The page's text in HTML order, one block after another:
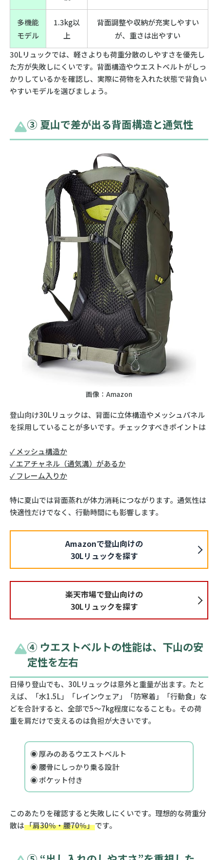
多機能
モデル
1.3kg以
上
背面調整や収納が充実しやすい
が、重さは出やすい
30Lリュックでは、軽さよりも荷重分散のしやすさを優先し
た方が失敗しにくいです。背面構造やウエストベルトがしっ
かりしているかを確認し、実際に荷物を入れた状態で背負い
やすいモデルを選びましょう。
③ 夏山で差が出る背面構造と通気性
画像：Amazon
登山向け30Lリュックは、背面に立体構造やメッシュパネル
を採用していることが多いです。チェックすべきポイントは
✓ メッシュ構造か
✓ エアチャネル（通気溝）があるか
✓ フレーム入りか
特に夏山では背面蒸れが体力消耗につながります。通気性は
快適性だけでなく、行動時間にも影響します。
Amazonで登山向けの
30Lリュックを探す
楽天市場で登山向けの
30Lリュックを探す
④ ウエストベルトの性能は、下山の安
定性を左右
日帰り登山でも、30Lリュックは意外と重量が出ます。たと
えば、「水1.5L」「レインウェア」「防寒着」「行動食」な
どを合計すると、全部で5〜7kg程度になることも。その荷
重を肩だけで支えるのは負担が大きいです。
◉ 厚みのあるウエストベルト
◉ 腰骨にしっかり乗る設計
◉ ポケット付き
このあたりを確認すると失敗しにくいです。理想的な荷重分
散は「肩30％・腰70％」です。